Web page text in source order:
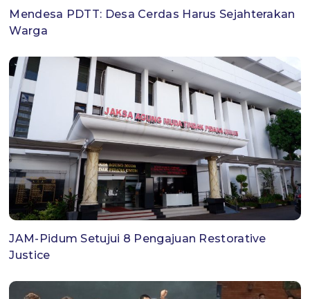
Mendesa PDTT: Desa Cerdas Harus Sejahterakan
Warga
JAM-Pidum Setujui 8 Pengajuan Restorative
Justice